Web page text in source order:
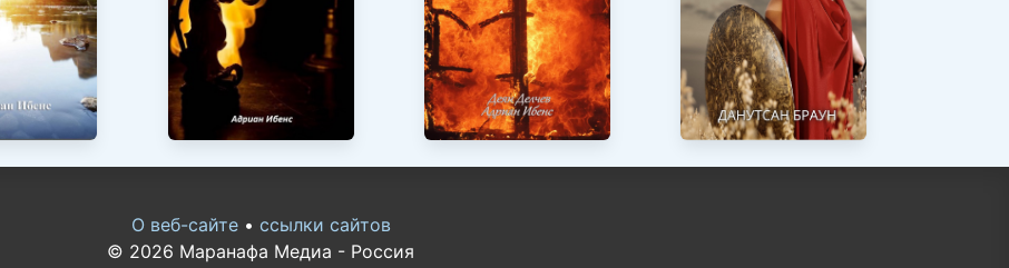
О веб-сайте• ссылки сайтов
© 2026 Маранафа Медиа - Россия